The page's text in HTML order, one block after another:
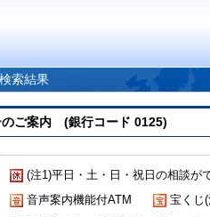
索結果
のご案内 (銀行コード 0125)
(注1)平日・土・日・祝日の相談が
音声案内機能付ATM
宝くじ